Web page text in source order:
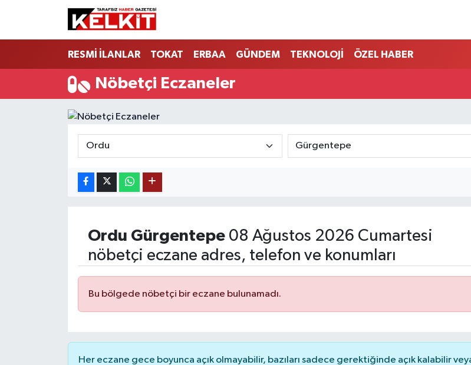
RESMİ İLANLAR TOKAT ERBAA GÜNDEM TEKNOLOJİ ÖZEL HABER
Nöbetçi Eczaneler
Ordu Gürgentepe08 Ağustos 2026 Cumartesi
nöbetçi eczane adres, telefon ve konumları
Bu bölgede nöbetçi bir eczane bulunamadı.
Her eczane gece boyunca açık olmayabilir, bazıları sadece gerektiğinde açık kalabilir